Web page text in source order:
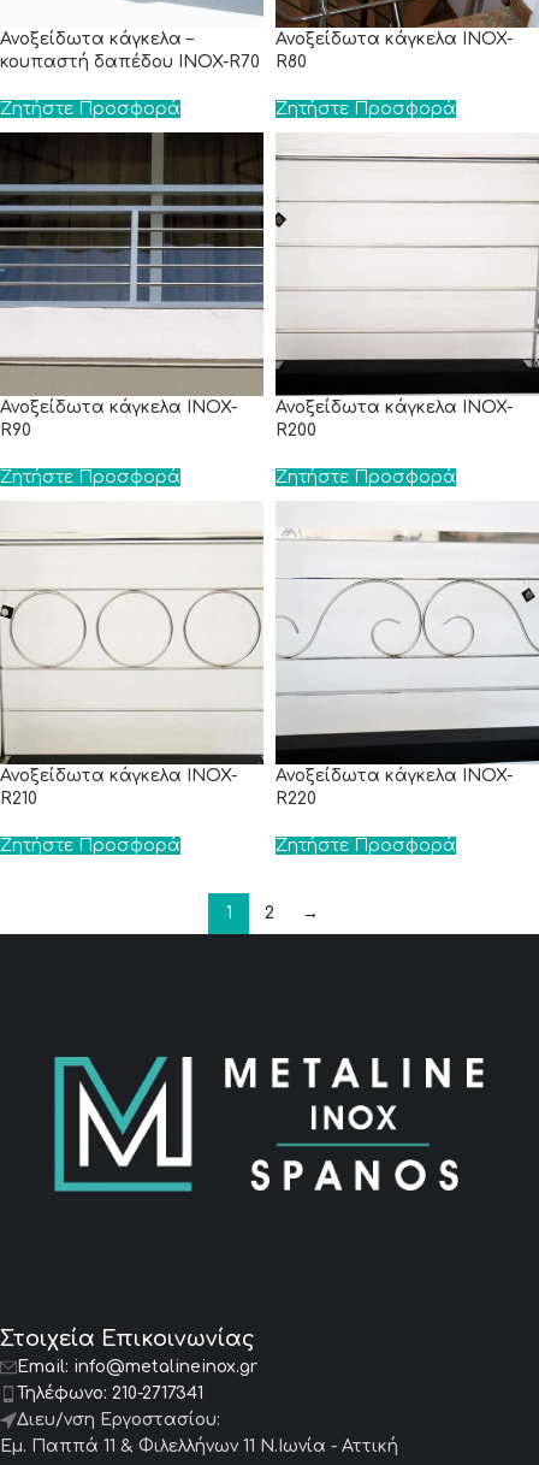
Ανοξείδωτα κάγκελα –
κουπαστή δαπέδου INOX-R70
Ζητήστε Προσφορά
Ανοξείδωτα κάγκελα INOX-
R80
Ζητήστε Προσφορά
Ανοξείδωτα κάγκελα INOX-
R90
Ζητήστε Προσφορά
Ανοξείδωτα κάγκελα INOX-
R200
Ζητήστε Προσφορά
Ανοξείδωτα κάγκελα INOX-
R210
Ζητήστε Προσφορά
Ανοξείδωτα κάγκελα INOX-
R220
Ζητήστε Προσφορά
1 2 →
Στοιχεία Επικοινωνίας
Email: info@metalineinox.gr
Τηλέφωνο: 210-2717341
Διευ/νση Εργοστασίου:
Εμ. Παππά 11 & Φιλελλήνων 11 Ν.Ιωνία - Αττική